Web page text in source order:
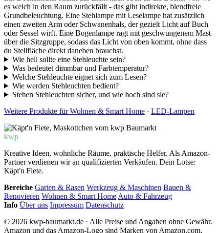
es weich in den Raum zurückfällt - das gibt indirekte, blendfreie
Grundbeleuchtung. Eine Stehlampe mit Leselampe hat zusätzlich
einen zweiten Arm oder Schwanenhals, der gezielt Licht auf Buch
oder Sessel wirft. Eine Bogenlampe ragt mit geschwungenem Mast
über die Sitzgruppe, sodass das Licht von oben kommt, ohne dass
du Stellfläche direkt daneben brauchst.
Wie hell sollte eine Stehleuchte sein?
Was bedeutet dimmbar und Farbtemperatur?
Welche Stehleuchte eignet sich zum Lesen?
Wie werden Stehleuchten bedient?
Stehen Stehleuchten sicher, und wie hoch sind sie?
Weitere Produkte für Wohnen & Smart Home · LED-Lampen
kwp
Kreative Ideen, wohnliche Räume, praktische Helfer. Als Amazon-
Partner verdienen wir an qualifizierten Verkäufen. Dein Lotse:
Käpt'n Fiete.
Bereiche Garten & Rasen Werkzeug & Maschinen Bauen &
Renovieren Wohnen & Smart Home Auto & Fahrzeug
Info Über uns Impressum Datenschutz
© 2026 kwp-baumarkt.de · Alle Preise und Angaben ohne Gewähr.
Amazon und das Amazon-Logo sind Marken von Amazon.com,